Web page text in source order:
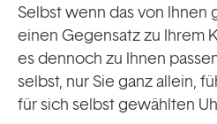
Selbst wenn das von
einen Gegensatz zu Ihrem
es dennoch zu Ihnen
selbst, nur Sie ganz allein,
für sich selbst gewählten